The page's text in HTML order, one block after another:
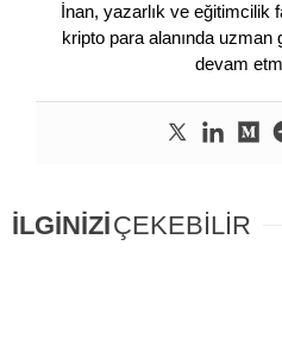
İnan, yazarlık ve eğitimcilik
kripto para alanında uzman
devam
İLGİNİZİÇEKEBİLİR